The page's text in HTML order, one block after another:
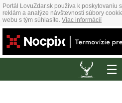
Portál LovuZdar.sk používa k poskytovaniu
reklám a analýze návštevnosti súbory
webu s tým súhlasíte. Viac informácií
☰